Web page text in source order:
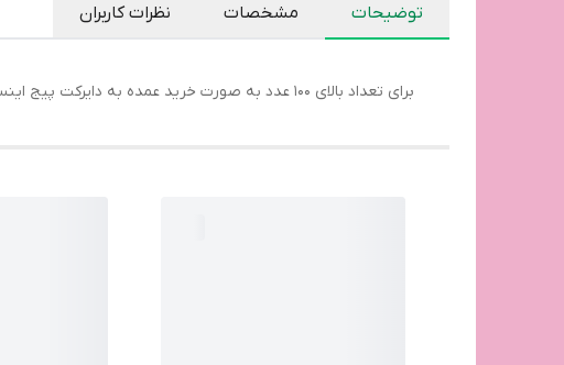
توضیحات مشخصات نظرات کاربران
برای تعداد بالای 100 عدد به صورت خرید عمده به دایرکت پیج اینستاگرام yoota_laser مراجعه کنید یا با شماره 09019934440 تماس حاصل فرمایید.